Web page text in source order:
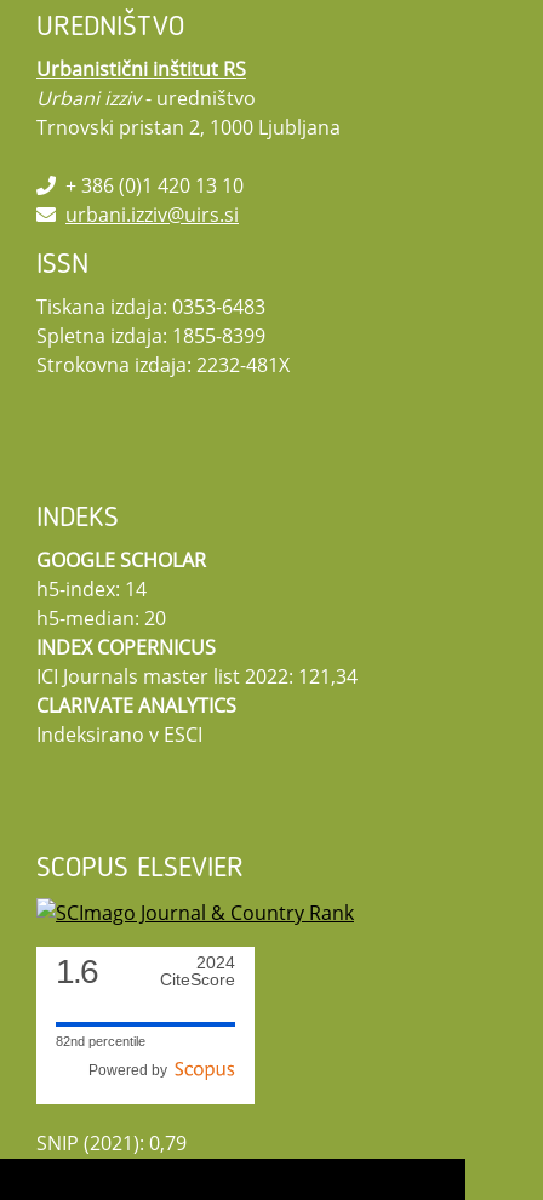
UREDNIŠTVO
Urbanistični inštitut RS
Urbani izziv- uredništvo
Trnovski pristan 2, 1000 Ljubljana
+ 386 (0)1 420 13 10
urbani.izziv@uirs.si
ISSN
Tiskana izdaja: 0353-6483
Spletna izdaja: 1855-8399
Strokovna izdaja: 2232-481X
INDEKS
GOOGLE SCHOLAR
h5-index: 14
h5-median: 20
INDEX COPERNICUS
ICI Journals master list 2022: 121,34
CLARIVATE ANALYTICS
Indeksirano v ESCI
SCOPUS ELSEVIER
1.6
2024
CiteScore
82nd percentile
Powered by
SNIP (2021): 0,79